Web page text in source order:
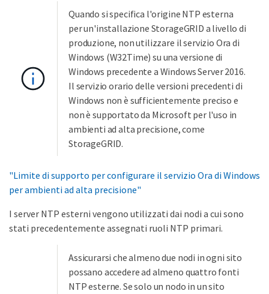
Quando si specifica l'origine NTP esterna
per un'installazione StorageGRID a livello di
produzione, non utilizzare il servizio Ora di
Windows (W32Time) su una versione di
Windows precedente a Windows Server 2016.
Il servizio orario delle versioni precedenti di
Windows non è sufficientemente preciso e
non è supportato da Microsoft per l'uso in
ambienti ad alta precisione, come
StorageGRID.
"Limite di supporto per configurare il servizio Ora di Windows
per ambienti ad alta precisione"
I server NTP esterni vengono utilizzati dai nodi a cui sono
stati precedentemente assegnati ruoli NTP primari.
Assicurarsi che almeno due nodi in ogni sito
possano accedere ad almeno quattro fonti
NTP esterne. Se solo un nodo in un sito